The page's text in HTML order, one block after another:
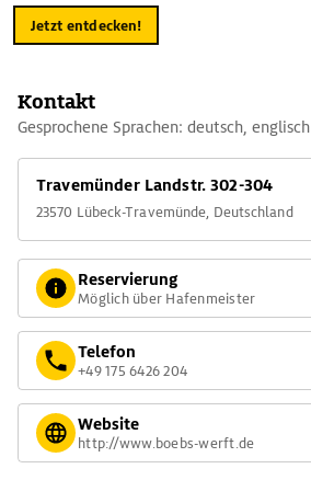
Jetzt entdecken!
Kontakt
Gesprochene Sprachen: deutsch, englisch
Travemünder Landstr. 302-304
23570 Lübeck-Travemünde, Deutschland
Reservierung
Möglich über Hafenmeister
Telefon
+49 175 6426 204
Website
http://www.boebs-werft.de